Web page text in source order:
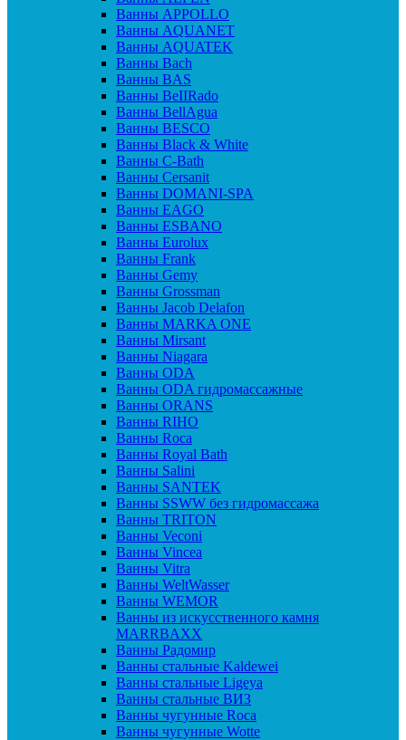
Ванны APPOLLO
Ванны AQUANET
Ванны AQUATEK
Ванны Bach
Ванны BAS
Ванны BeIIRado
Ванны BellAgua
Ванны BESCO
Ванны Black & White
Ванны C-Bath
Ванны Cersanit
Ванны DOMANI-SPA
Ванны EAGO
Ванны ESBANO
Ванны Eurolux
Ванны Frank
Ванны Gemy
Ванны Grossman
Ванны Jacob Delafon
Ванны MARKA ONE
Ванны Mirsant
Ванны Niagara
Ванны ODA
Ванны ODA гидромассажные
Ванны ORANS
Ванны RIHO
Ванны Roca
Ванны Royal Bath
Ванны Salini
Ванны SANTEK
Ванны SSWW без гидромассажа
Ванны TRITON
Ванны Veconi
Ванны Vincea
Ванны Vitra
Ванны WeltWasser
Ванны WEMOR
Ванны из искусственного камня
MARRBAXX
Ванны Радомир
Ванны стальные Kaldewei
Ванны стальные Ligeya
Ванны стальные ВИЗ
Ванны чугунные Roca
Ванны чугунные Wotte